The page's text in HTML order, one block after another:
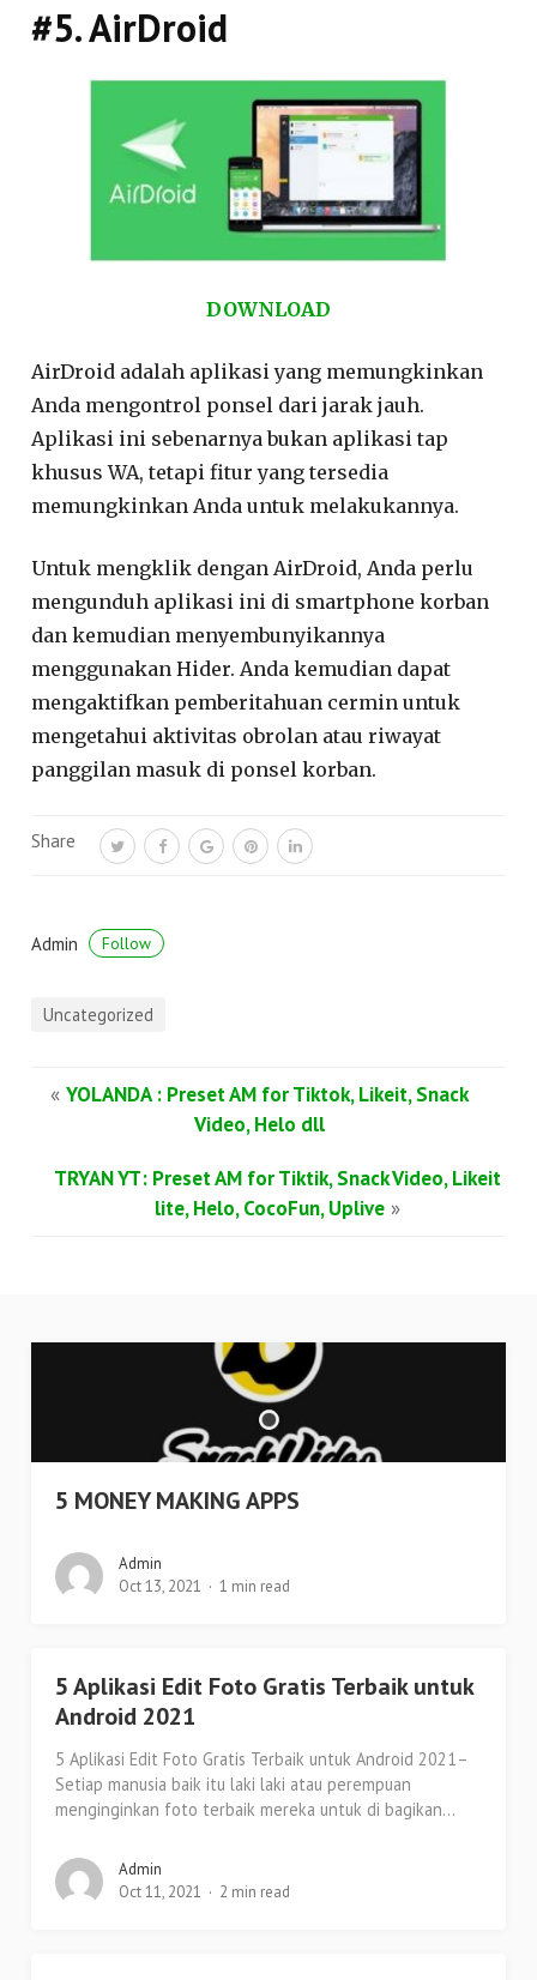
#5. AirDroid
DOWNLOAD
AirDroid adalah aplikasi yang memungkinkan
Anda mengontrol ponsel dari jarak jauh.
Aplikasi ini sebenarnya bukan aplikasi tap
khusus WA, tetapi fitur yang tersedia
memungkinkan Anda untuk melakukannya.
Untuk mengklik dengan AirDroid, Anda perlu
mengunduh aplikasi ini di smartphone korban
dan kemudian menyembunyikannya
menggunakan Hider. Anda kemudian dapat
mengaktifkan pemberitahuan cermin untuk
mengetahui aktivitas obrolan atau riwayat
panggilan masuk di ponsel korban.
Share
Admin Follow
Uncategorized
« YOLANDA : Preset AM for Tiktok, Likeit, Snack
Video, Helo dll
TRYAN YT: Preset AM for Tiktik, Snack Video, Likeit
lite, Helo, CocoFun, Uplive »
5 MONEY MAKING APPS
Admin
Oct 13, 2021
1 min read
5 Aplikasi Edit Foto Gratis Terbaik untuk
Android 2021
5 Aplikasi Edit Foto Gratis Terbaik untuk Android 2021–
Setiap manusia baik itu laki laki atau perempuan
menginginkan foto terbaik mereka untuk di bagikan...
Admin
Oct 11, 2021
2 min read